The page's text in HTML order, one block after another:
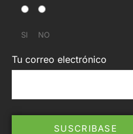
SI NO
Tu correo electrónico